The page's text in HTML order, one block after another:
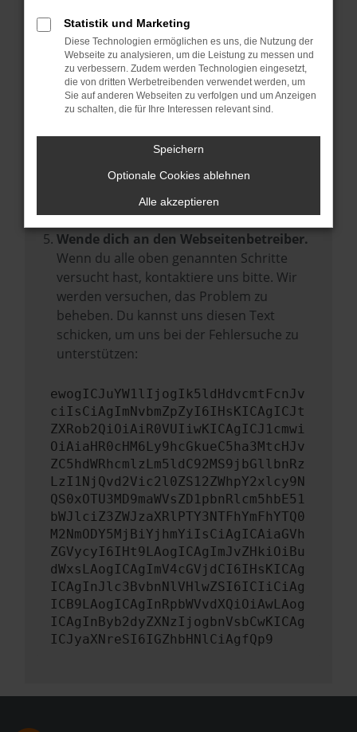
Starte dein Gerät neu.
Das kann manchmal helfen,
vorübergehende Probleme zu beheben.
Stelle sicher, dass dein Browser und dein
Betriebssystem auf dem neuesten Stand
sind.
Veraltete Software birgt nicht nur ein
Sicherheitsrisiko, sondern kann auch dazu
führen, dass bestimmte Funktionen nicht
mehr unterstützt werden.
Wende dich an den Webseitenbetreiber.
Wenn du alle oben genannten Schritte
versucht hast, kontaktiere uns bitte. Wir
werden versuchen, das Problem zu
beheben. Du kannst uns diesen Text
schicken, um uns bei der Fehlersuche zu
unterstützen:
ewogICJuYW1lIjogIk5ldHdvcmtFcnJv
ciIsCiAgImNvbmZpZyI6IHsKICAgICJt
ZXRob2QiOiAiR0VUIiwKICAgICJ1cmwi
OiAiaHR0cHM6Ly9hcGkueC5ha3MtcHJv
ZC5hdWRhcmlzLm5ldC92MS9jbGllbnRz
LzI1NjQvd2Vic2l0ZS12ZWhpY2xlcy9N
QS0xOTU3MD9maWVsZD1pbnRlcm5hbE51
bWJlciZ3ZWJzaXRlPTY3NTFhYmFhYTQ0
M2NmODY5MjBiYjhmYiIsCiAgICAiaGVh
ZGVycyI6IHt9LAogICAgImJvZHkiOiBu
dWxsLAogICAgImV4cGVjdCI6IHsKICAg
ICAgInJlc3BvbnNlVHlwZSI6ICIiCiAg
ICB9LAogICAgInRpbWVvdXQiOiAwLAog
ICAgInByb2dyZXNzIjogbnVsbCwKICAg
ICJyaXNreSI6IGZhbHNlCiAgfQp9
Statistik und Marketing
Diese Technologien ermöglichen es uns, die Nutzung der
Webseite zu analysieren, um die Leistung zu messen und
zu verbessern. Zudem werden Technologien eingesetzt,
die von dritten Werbetreibenden verwendet werden, um
Sie auf anderen Webseiten zu verfolgen und um Anzeigen
zu schalten, die für Ihre Interessen relevant sind.
Speichern
Optionale Cookies ablehnen
Alle akzeptieren